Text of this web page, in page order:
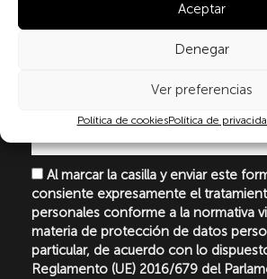
Aceptar
Denegar
Ver preferencias
Política de cookiesPolítica de
Suscribete a nuestra newsletter
Al marcar la casilla y enviar este
consiente expresamente el
personales conforme a la normativa
materia de protección de datos
particular, de acuerdo con lo
Reglamento (UE) 2016/679 del